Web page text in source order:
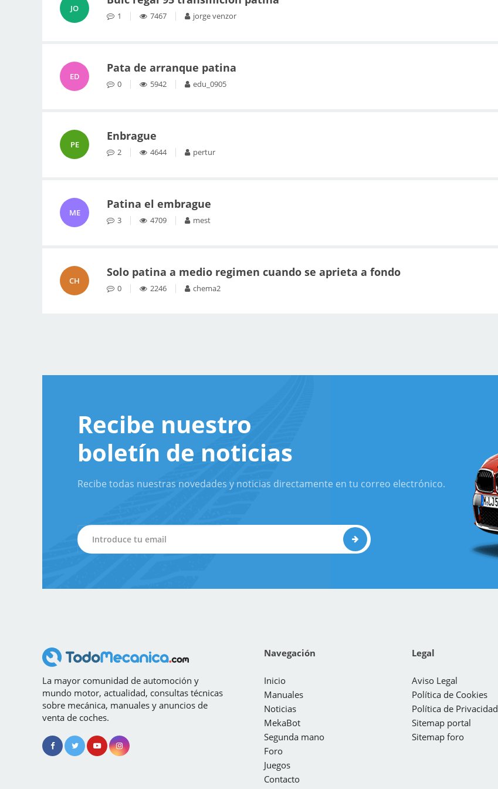
JO
1 7467 jorge venzor
ED
Pata de arranque patina
0 5942 edu_0905
PE
Enbrague
2 4644 pertur
ME
Patina el embrague
3 4709 mest
CH
Solo patina a medio regimen cuando se aprieta a fondo
0 2246 chema2
Recibe nuestro
boletín de noticias
Recibe todas nuestras novedades y noticias directamente en tu correo electrónico.
La mayor comunidad de automoción y
mundo motor, actualidad, consultas técnicas
sobre mecánica, manuales y anuncios de
venta de coches.
Navegación
Inicio
Manuales
Noticias
MekaBot
Segunda mano
Foro
Juegos
Contacto
Legal
Aviso Legal
Política de Cookies
Política de Privacidad
Sitemap portal
Sitemap foro